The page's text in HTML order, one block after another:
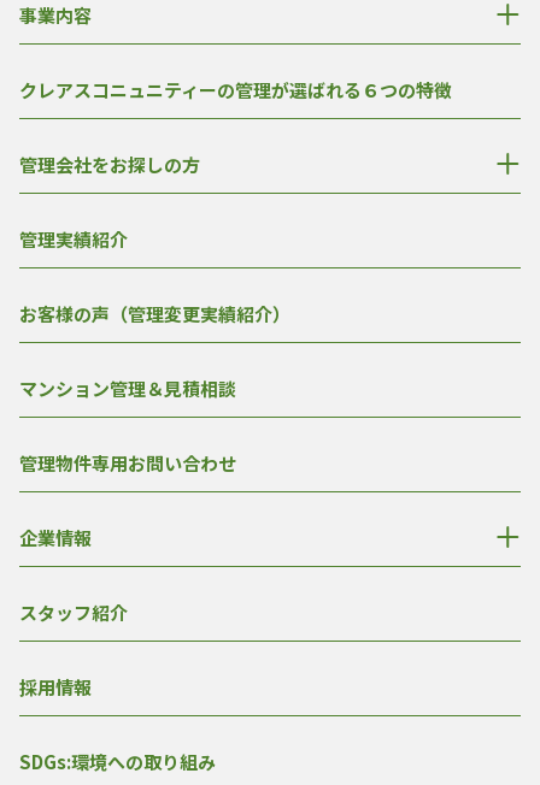
事業内容
クレアスコニュニティーの管理が選ばれる６つの特徴
管理会社をお探しの方
管理実績紹介
お客様の声（管理変更実績紹介）
マンション管理＆見積相談
管理物件専用お問い合わせ
企業情報
スタッフ紹介
採用情報
SDGs:環境への取り組み